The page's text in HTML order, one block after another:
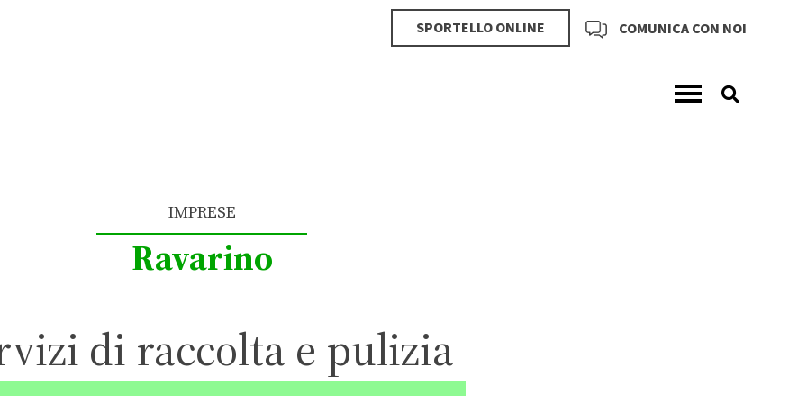
COMUNICA CON NOI
SPORTELLO ONLINE
IMPRESE
Ravarino
di raccolta e pulizia